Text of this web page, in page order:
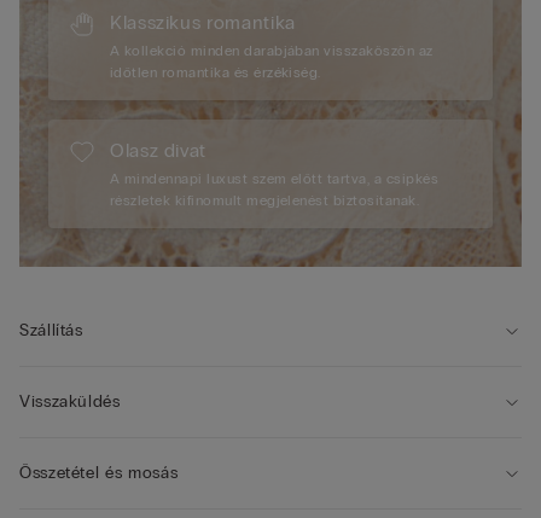
Klasszikus romantika
A kollekció minden darabjában visszaköszön az
időtlen romantika és érzékiség.
Olasz divat
A mindennapi luxust szem előtt tartva, a csipkés
részletek kifinomult megjelenést biztosítanak.
Szállítás
Visszaküldés
Összetétel és mosás